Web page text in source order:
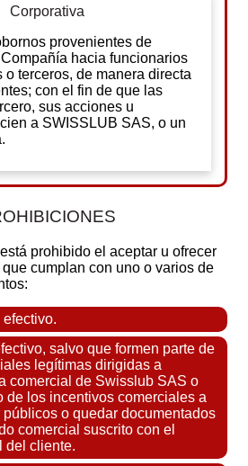
Corporativa
provenientes de
hacia funcionarios
terceros, de manera directa
con el fin de que las
sus acciones u
a SWISSLUB SAS, o un
prohibido el aceptar u ofrecer
cumplan con uno o varios de
salvo que formen parte de
legítimas dirigidas a
comercial de Swisslub SAS o
de los incentivos comerciales a
o quedar documentados
comercial suscrito con el
del cliente.